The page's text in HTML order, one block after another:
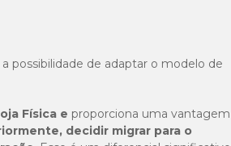
possibilidade de adaptar o modelo de
Física e proporciona uma vantagem
decidir migrar para o